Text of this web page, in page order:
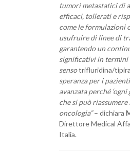
tumori metastatici di
efficaci, tollerati e
come le formulazioni
usufruire di linee di
garantendo un
significativi in termini
sensotrifluridina/
speranza per i
avanzata perché
che si può
oncologia”– dichiara
Direttore Medical
Italia.